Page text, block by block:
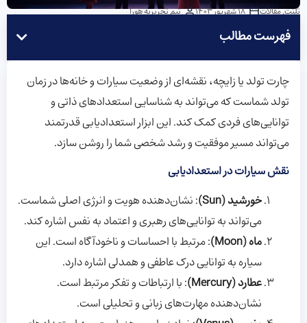
تلنت,مقالات 18 شهریور 1403 تیم تحریریه هورا
فهرست مطالب
چارت تولد یا زایچه، نقشه‌ای از وضعیت سیارات و خانه‌ها در زمان
تولد شماست که می‌تواند به شناسایی استعدادهای ذاتی و
توانایی‌های فردی کمک کند. این ابزار استعدادیابی قدرتمند
می‌تواند مسیر موفقیت و رشد شخصی شما را روشن سازد.
نقش سیارات در استعدادیابی
خورشید (Sun)
: نشان‌دهنده هویت و انرژی اصلی شماست.
می‌تواند به توانایی‌های رهبری و اعتماد به نفس اشاره کند.
ماه (Moon)
: مرتبط با احساسات و ناخودآگاه است. این
سیاره به توانایی درک عاطفی و همدلی اشاره دارد.
عطارد (Mercury)
: با ارتباطات و تفکر مرتبط است.
نشان‌دهنده مهارت‌های زبانی و تحلیلی است.